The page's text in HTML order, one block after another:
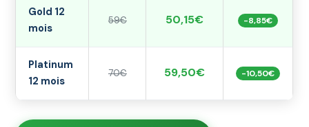
Gold 12
mois
59€ 50,15€ -8,85€
Platinum
12 mois
70€ 59,50€ -10,50€